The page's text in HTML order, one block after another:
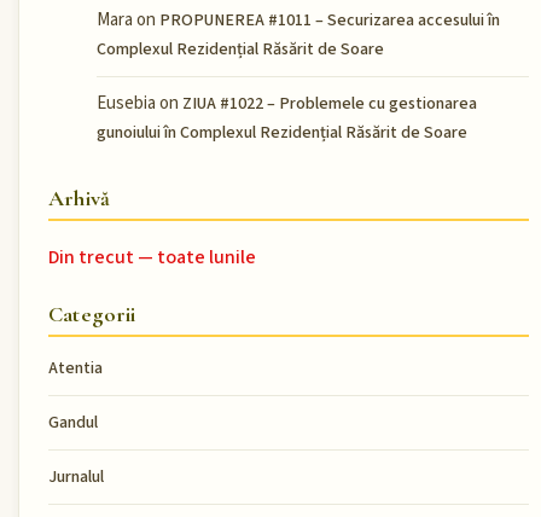
Maraon PROPUNEREA #1011 – Securizarea accesului în
Complexul Rezidențial Răsărit de Soare
Eusebiaon ZIUA #1022 – Problemele cu gestionarea
gunoiului în Complexul Rezidențial Răsărit de Soare
Arhivă
Din trecut — toate lunile
Categorii
Atentia
Gandul
Jurnalul